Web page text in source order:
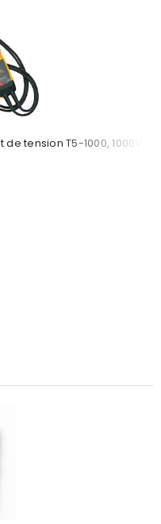
tension T5-1000, 1000V